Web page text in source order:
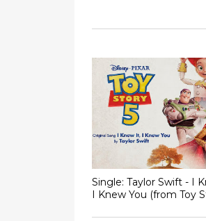
Single: Taylor Swift - I
I Knew You (from Toy